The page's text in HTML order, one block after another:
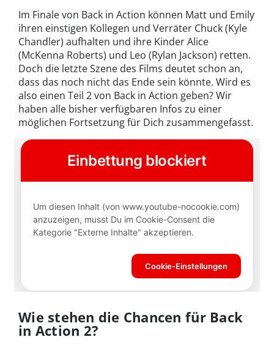
Im Finale von Back in Action können Matt und Emily
ihren einstigen Kollegen und Verräter Chuck (Kyle
Chandler) aufhalten und ihre Kinder Alice
(McKenna Roberts) und Leo (Rylan Jackson) retten.
Doch die letzte Szene des Films deutet schon an,
dass das noch nicht das Ende sein könnte. Wird es
also einen Teil 2 von Back in Action geben? Wir
haben alle bisher verfügbaren Infos zu einer
möglichen Fortsetzung für Dich zusammengefasst.
Wie stehen die Chancen für Back
in Action 2?